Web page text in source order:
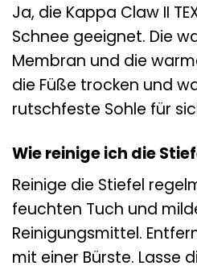
Ja, die Kappa Claw II
Schnee geeignet. Die
Membran und die
die Füße trocken und
rutschfeste Sohle für
Wie reinige ich die
Reinige die Stiefel
feuchten Tuch und
Reinigungsmittel.
mit einer Bürste. Lasse